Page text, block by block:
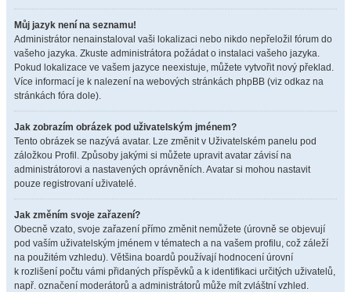
Můj jazyk není na seznamu!
Administrátor nenainstaloval vaši lokalizaci nebo nikdo nepřeložil fórum do
vašeho jazyka. Zkuste administrátora požádat o instalaci vašeho jazyka.
Pokud lokalizace ve vašem jazyce neexistuje, můžete vytvořit nový překlad.
Více informací je k nalezení na webových stránkách phpBB (viz odkaz na
stránkách fóra dole).
Jak zobrazím obrázek pod uživatelským jménem?
Tento obrázek se nazývá avatar. Lze změnit v Uživatelském panelu pod
záložkou Profil. Způsoby jakými si můžete upravit avatar závisí na
administrátorovi a nastavených oprávněních. Avatar si mohou nastavit
pouze registrovaní uživatelé.
Jak změním svoje zařazení?
Obecně vzato, svoje zařazení přímo změnit nemůžete (úrovně se objevují
pod vaším uživatelským jménem v tématech a na vašem profilu, což záleží
na použitém vzhledu). Většina boardů používají hodnocení úrovní
k rozlišení počtu vámi přidaných příspěvků a k identifikaci určitých uživatelů,
např. označení moderátorů a administrátorů může mít zvláštní vzhled.